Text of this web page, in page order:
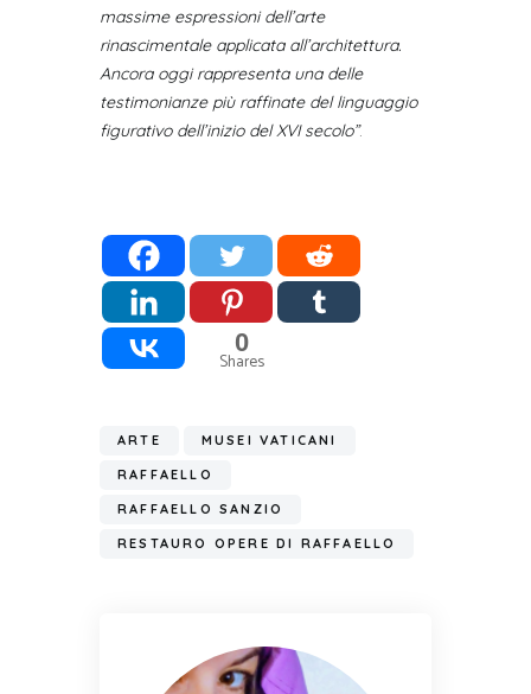
massime espressioni dell’arte
rinascimentale applicata all’architettura.
Ancora oggi rappresenta una delle
testimonianze più raffinate del linguaggio
figurativo dell’inizio del XVI secolo”.
0
Shares
ARTE MUSEI VATICANI
RAFFAELLO
RAFFAELLO SANZIO
RESTAURO OPERE DI RAFFAELLO